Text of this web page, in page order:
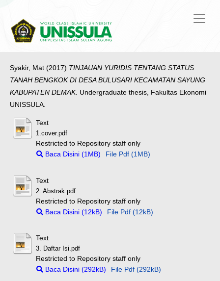
Syakir, Mat (2017) TINJAUAN YURIDIS TENTANG STATUS
TANAH BENGKOK DI DESA BULUSARI KECAMATAN SAYUNG
KABUPATEN DEMAK. Undergraduate thesis, Fakultas Ekonomi
UNISSULA.
Text
1.cover.pdf
Restricted to Repository staff only
Baca Disini (1MB)
File Pdf (1MB)
Text
2. Abstrak.pdf
Restricted to Repository staff only
Baca Disini (12kB)
File Pdf (12kB)
Text
3. Daftar Isi.pdf
Restricted to Repository staff only
Baca Disini (292kB)
File Pdf (292kB)